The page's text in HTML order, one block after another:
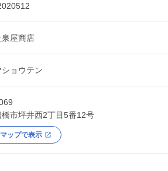
屋商店
ョウテン
橋市坪井西2丁目5番12号
ップで表示